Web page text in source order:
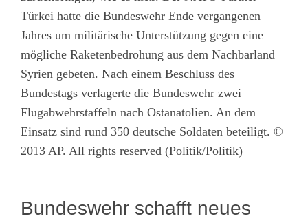
Türkei hatte die Bundeswehr Ende vergangenen
Jahres um militärische Unterstützung gegen eine
mögliche Raketenbedrohung aus dem Nachbarland
Syrien gebeten. Nach einem Beschluss des
Bundestags verlagerte die Bundeswehr zwei
Flugabwehrstaffeln nach Ostanatolien. An dem
Einsatz sind rund 350 deutsche Soldaten beteiligt. ©
2013 AP. All rights reserved (Politik/Politik)
Bundeswehr schafft neues